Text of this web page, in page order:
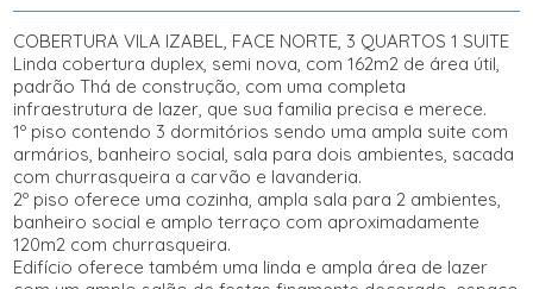
COBERTURA VILA IZABEL, FACE NORTE, 3 QUARTOS 1 SUITE
Linda cobertura duplex, semi nova, com 162m2 de área útil,
padrão Thá de construção, com uma completa
infraestrutura de lazer, que sua familia precisa e merece.
1º piso contendo 3 dormitórios sendo uma ampla suite com
armários, banheiro social, sala para dois ambientes, sacada
com churrasqueira a carvão e lavanderia.
2º piso oferece uma cozinha, ampla sala para 2 ambientes,
banheiro social e amplo terraço com aproximadamente
120m2 com churrasqueira.
Edifício oferece também uma linda e ampla área de lazer